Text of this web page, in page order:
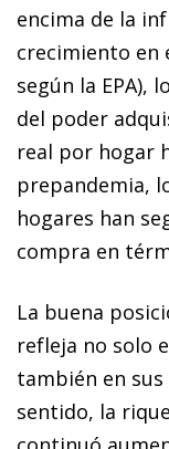
encima de la
crecimiento en
según la EPA),
del poder
real por hogar
prepandemia,
hogares han
compra en
La buena
refleja no solo
también en sus
sentido, la